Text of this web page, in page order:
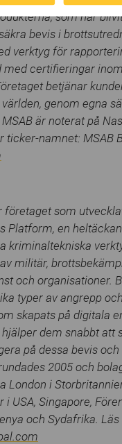
som har
bevis i
verktyg för
med certifieringar
betjänar
genom egna
är noterat på
ticker-namnet: MSAB
företaget som
Platform, en
kriminaltekniska
militär,
och organisationer.
typer av angrepp
skapats på digitala
dem snabbt att
på dessa bevis
2005 och
London i
USA, Singapore,
och Sydafrika.
purchased in the